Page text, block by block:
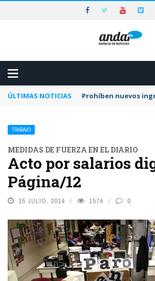
ÚLTIMAS NOTICIAS Prohíben nuevos
TRABAJO
MEDIDAS DE FUERZA EN EL DIARIO
Acto por salarios
Página/12
15 JULIO, 2014 1574 0